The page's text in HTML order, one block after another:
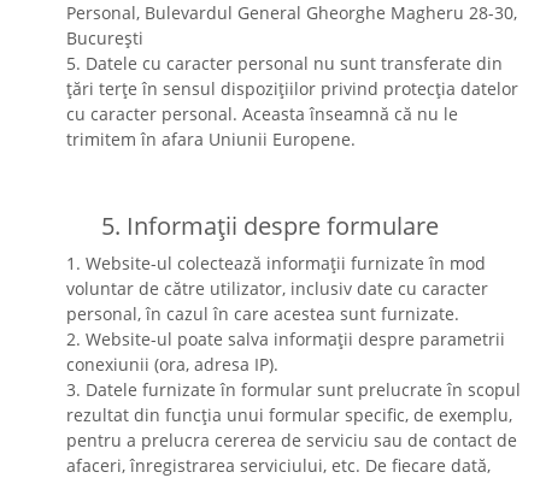
Personal, Bulevardul General Gheorghe Magheru 28-30,
București
5. Datele cu caracter personal nu sunt transferate din
țări terțe în sensul dispozițiilor privind protecția datelor
cu caracter personal. Aceasta înseamnă că nu le
trimitem în afara Uniunii Europene.
5. Informații despre formulare
1. Website-ul colectează informații furnizate în mod
voluntar de către utilizator, inclusiv date cu caracter
personal, în cazul în care acestea sunt furnizate.
2. Website-ul poate salva informații despre parametrii
conexiunii (ora, adresa IP).
3. Datele furnizate în formular sunt prelucrate în scopul
rezultat din funcția unui formular specific, de exemplu,
pentru a prelucra cererea de serviciu sau de contact de
afaceri, înregistrarea serviciului, etc. De fiecare dată,